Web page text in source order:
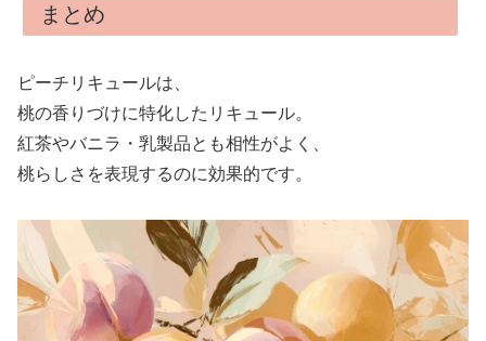
まとめ
ピーチリキュールは、
桃の香りづけに特化したリキュール。
紅茶やバニラ・乳製品とも相性がよく、
桃らしさを表現するのに効果的です。